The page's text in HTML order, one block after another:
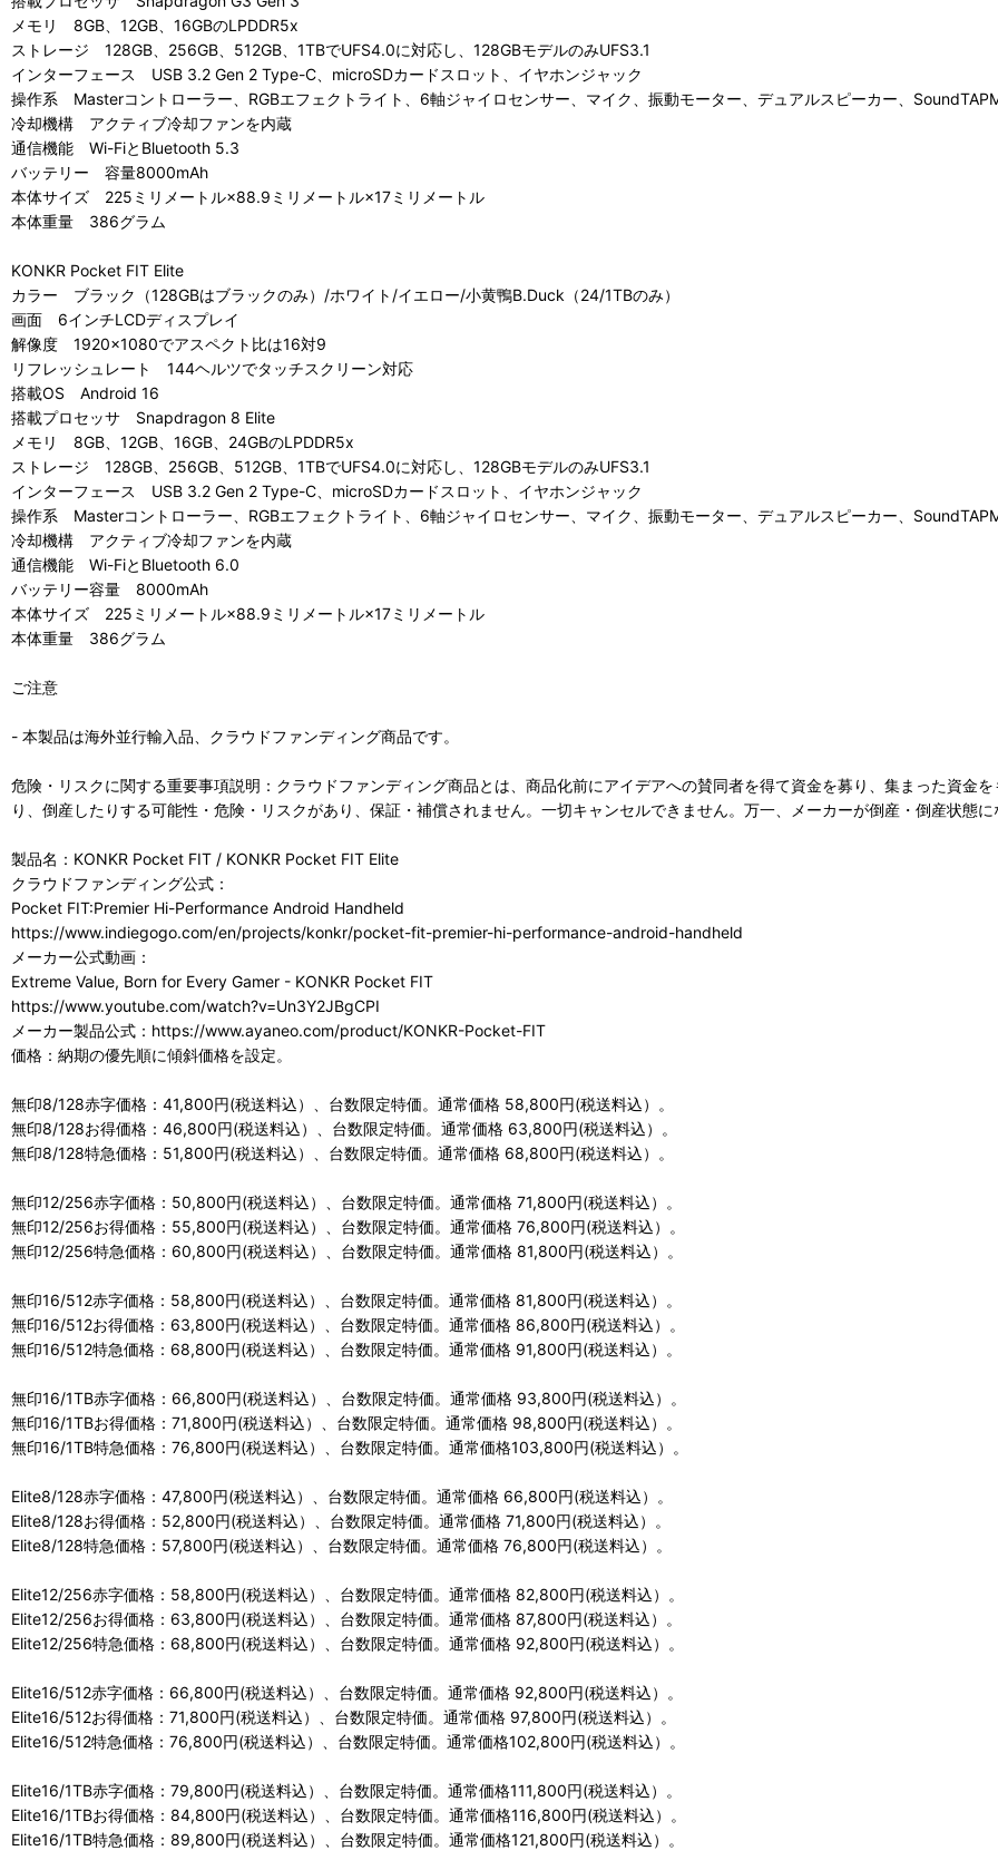
メモリ 8GB、12GB、16GBのLPDDR5x
ストレージ 128GB、256GB、512GB、1TBでUFS4.0に対応し、128GBモデルのみUFS3.1
インターフェース USB 3.2 Gen 2 Type-C、microSDカードスロット、イヤホンジャック
操作系 Masterコントローラー、RGBエフェクトライト、6軸ジャイロセンサー、マイク、振動モーター、デュアルスピーカー、
冷却機構 アクティブ冷却ファンを内蔵
通信機能 Wi-FiとBluetooth 5.3
バッテリー 容量8000mAh
本体サイズ 225ミリメートル×88.9ミリメートル×17ミリメートル
本体重量 386グラム
KONKR Pocket FIT Elite
カラー ブラック（128GBはブラックのみ）/ホワイト/イエロー/小黄鴨B.Duck（24/1TBのみ）
画面 6インチLCDディスプレイ
解像度 1920×1080でアスペクト比は16対9
リフレッシュレート 144ヘルツでタッチスクリーン対応
搭載OS Android 16
搭載プロセッサ Snapdragon 8 Elite
メモリ 8GB、12GB、16GB、24GBのLPDDR5x
ストレージ 128GB、256GB、512GB、1TBでUFS4.0に対応し、128GBモデルのみUFS3.1
インターフェース USB 3.2 Gen 2 Type-C、microSDカードスロット、イヤホンジャック
操作系 Masterコントローラー、RGBエフェクトライト、6軸ジャイロセンサー、マイク、振動モーター、デュアルスピーカー、
冷却機構 アクティブ冷却ファンを内蔵
通信機能 Wi-FiとBluetooth 6.0
バッテリー容量 8000mAh
本体サイズ 225ミリメートル×88.9ミリメートル×17ミリメートル
本体重量 386グラム
ご注意
- 本製品は海外並行輸入品、クラウドファンディング商品です。
危険・リスクに関する重要事項説明：クラウドファンディング商品とは、商品化前にアイデアへの賛同者を得て資金を募り、集まった資金
り、倒産したりする可能性・危険・リスクがあり、保証・補償されません。一切キャンセルできません。万一、メーカーが倒産・倒産状態
製品名：KONKR Pocket FIT / KONKR Pocket FIT Elite
クラウドファンディング公式：
Pocket FIT:Premier Hi-Performance Android Handheld
https://www.indiegogo.com/en/projects/konkr/pocket-fit-premier-hi-performance-android-handheld
メーカー公式動画：
Extreme Value, Born for Every Gamer - KONKR Pocket FIT
https://www.youtube.com/watch?v=Un3Y2JBgCPI
メーカー製品公式：https://www.ayaneo.com/product/KONKR-Pocket-FIT
価格：納期の優先順に傾斜価格を設定。
無印8/128赤字価格：41,800円(税送料込）、台数限定特価。通常価格 58,800円(税送料込）。
無印8/128お得価格：46,800円(税送料込）、台数限定特価。通常価格 63,800円(税送料込）。
無印8/128特急価格：51,800円(税送料込）、台数限定特価。通常価格 68,800円(税送料込）。
無印12/256赤字価格：50,800円(税送料込）、台数限定特価。通常価格 71,800円(税送料込）。
無印12/256お得価格：55,800円(税送料込）、台数限定特価。通常価格 76,800円(税送料込）。
無印12/256特急価格：60,800円(税送料込）、台数限定特価。通常価格 81,800円(税送料込）。
無印16/512赤字価格：58,800円(税送料込）、台数限定特価。通常価格 81,800円(税送料込）。
無印16/512お得価格：63,800円(税送料込）、台数限定特価。通常価格 86,800円(税送料込）。
無印16/512特急価格：68,800円(税送料込）、台数限定特価。通常価格 91,800円(税送料込）。
無印16/1TB赤字価格：66,800円(税送料込）、台数限定特価。通常価格 93,800円(税送料込）。
無印16/1TBお得価格：71,800円(税送料込）、台数限定特価。通常価格 98,800円(税送料込）。
無印16/1TB特急価格：76,800円(税送料込）、台数限定特価。通常価格103,800円(税送料込）。
Elite8/128赤字価格：47,800円(税送料込）、台数限定特価。通常価格 66,800円(税送料込）。
Elite8/128お得価格：52,800円(税送料込）、台数限定特価。通常価格 71,800円(税送料込）。
Elite8/128特急価格：57,800円(税送料込）、台数限定特価。通常価格 76,800円(税送料込）。
Elite12/256赤字価格：58,800円(税送料込）、台数限定特価。通常価格 82,800円(税送料込）。
Elite12/256お得価格：63,800円(税送料込）、台数限定特価。通常価格 87,800円(税送料込）。
Elite12/256特急価格：68,800円(税送料込）、台数限定特価。通常価格 92,800円(税送料込）。
Elite16/512赤字価格：66,800円(税送料込）、台数限定特価。通常価格 92,800円(税送料込）。
Elite16/512お得価格：71,800円(税送料込）、台数限定特価。通常価格 97,800円(税送料込）。
Elite16/512特急価格：76,800円(税送料込）、台数限定特価。通常価格102,800円(税送料込）。
Elite16/1TB赤字価格：79,800円(税送料込）、台数限定特価。通常価格111,800円(税送料込）。
Elite16/1TBお得価格：84,800円(税送料込）、台数限定特価。通常価格116,800円(税送料込）。
Elite16/1TB特急価格：89,800円(税送料込）、台数限定特価。通常価格121,800円(税送料込）。